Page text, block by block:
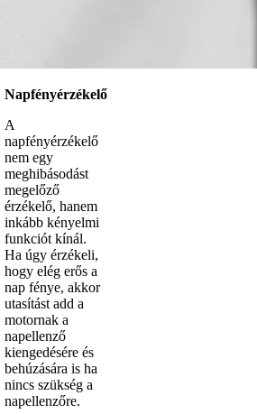
Napfényérzékelő
A
napfényérzékelő
nem egy
meghibásodást
megelőző
érzékelő, hanem
inkább kényelmi
funkciót kínál.
Ha úgy érzékeli,
hogy elég erős a
nap fénye, akkor
utasítást add a
motornak a
napellenző
kiengedésére és
behúzására is ha
nincs szükség a
napellenzőre.